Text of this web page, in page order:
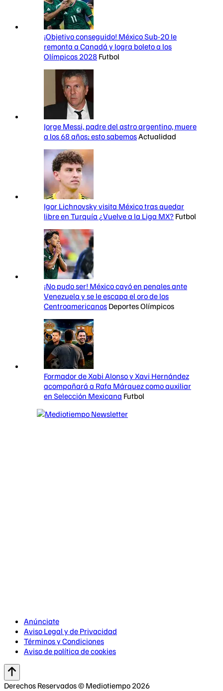
¡Objetivo conseguido! México Sub-20 le
remonta a Canadá y logra boleto a los
Olímpicos 2028 Futbol
Jorge Messi, padre del astro argentino, muere
a los 68 años; esto sabemosActualidad
Igor Lichnovsky visita México tras quedar
libre en Turquía ¿Vuelve a la Liga MX? Futbol
¡No pudo ser! México cayó en penales ante
Venezuela y se le escapa el oro de los
Centroamericanos Deportes Olímpicos
Formador de Xabi Alonso y Xavi Hernández
acompañará a Rafa Márquez como auxiliar
en Selección Mexicana Futbol
Anúnciate
Aviso Legal y de Privacidad
Términos y Condiciones
Aviso de política de cookies
Derechos Reservados © Mediotiempo 2026